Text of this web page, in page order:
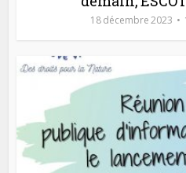
18 décembre 2023